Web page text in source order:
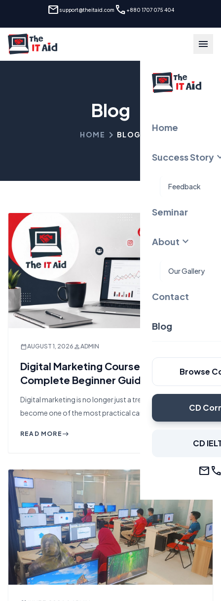
mail support@theitaid.com call +880 1707 075 404
menu
Home
Success Story
Feedback
Seminar
About expand_more
Our Gallery
Contact
Blog
Browse
CD
CD
mail
Blog
HOME chevron_right BLOG
calendar_todayAUGUST 1, 2026 personADMIN
Digital Marketing Course in Sylhet:
Complete Beginner Guide
Digital marketing is no longer just a trending skill. It has
become one of the most practical career skills for…
READ MORE east